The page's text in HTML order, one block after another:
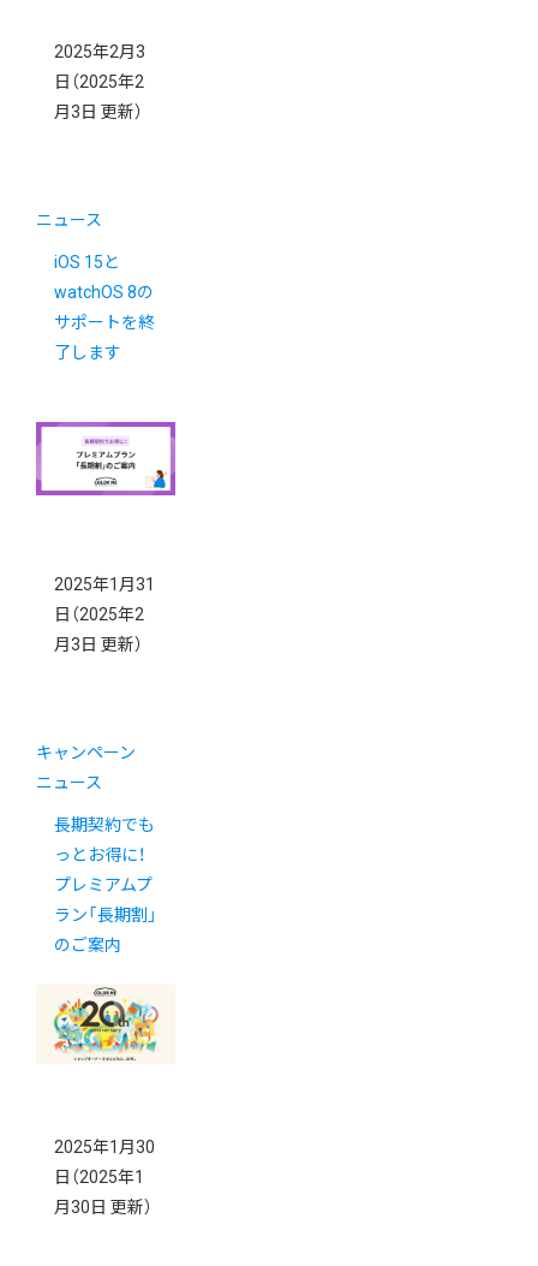
2025年2月3
日 （2025年2
月3日 更新）
ニュース
iOS 15と
watchOS 8の
サポートを終
了します
2025年1月31
日 （2025年2
月3日 更新）
キャンペーン
ニュース
長期契約でも
っとお得に！
プレミアムプ
ラン「長期割」
のご案内
2025年1月30
日 （2025年1
月30日 更新）